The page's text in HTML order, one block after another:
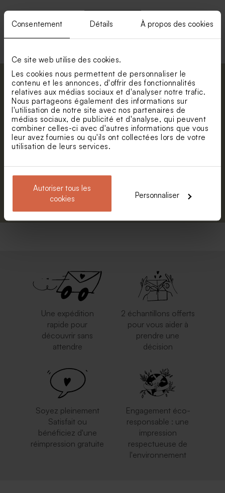
Consentement Détails À propos des cookies
Ce site web utilise des cookies.
Les cookies nous permettent de personnaliser le
contenu et les annonces, d'offrir des fonctionnalités
relatives aux médias sociaux et d'analyser notre trafic.
Nous partageons également des informations sur
l'utilisation de notre site avec nos partenaires de
médias sociaux, de publicité et d'analyse, qui peuvent
combiner celles-ci avec d'autres informations que vous
leur avez fournies ou qu'ils ont collectées lors de votre
utilisation de leurs services.
Autoriser tous les
cookies
Personnaliser
Étiquette baptême colombe
champêtre
Perle au biscuit chocolaté
anniversaire Picasso 750 gr
(± 195 ex)
Voir +
Abonnez-vous à la newsletter et restez
informé. Petite surprise : bénéficiez de 5%
de réduction.
Prénom
E-mail
Une expédition
rapide pour
découvrir sans
attendre
2 échantillons offerts
pour vous aider à
prendre une
décision
Soyez pleinement
Satisfait ou
bénéficiez d'une
réimpression gratuite
Engagement éco-
responsable : une
impression
respectueuse de
l'environnement